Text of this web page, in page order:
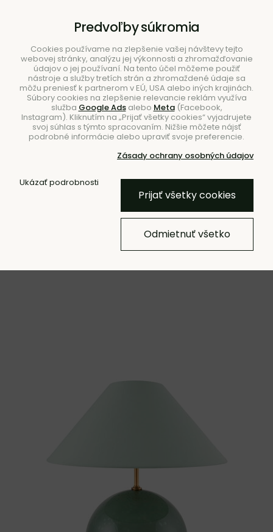
Hľadať
Úvod Svietidlá Stolové
Stolová lampa Iris 35, Green –
Predvoľby súkromia
Cookies používame na zlepšenie vašej návštevy tejto
webovej stránky, analýzu jej výkonnosti a zhromažďovanie
údajov o jej používaní. Na tento účel môžeme použiť
nástroje a služby tretích strán a zhromaždené údaje sa
môžu preniesť k partnerom v EÚ, USA alebo iných krajinách.
Súbory cookies na zlepšenie relevancie reklám využíva
služba Google Adsalebo Meta(Facebook,
Instagram). Kliknutím na „Prijať všetky cookies“ vyjadrujete
svoj súhlas s týmto spracovaním. Nižšie môžete nájsť
podrobné informácie alebo upraviť svoje preferencie.
Zásady ochrany osobných údajov
Ukázať podrobnosti
Prijať všetky cookies
Odmietnuť všetko